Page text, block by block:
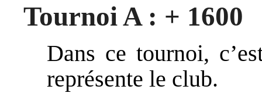
Tournoi A : + 1600
Dans ce tournoi,
représente le club.